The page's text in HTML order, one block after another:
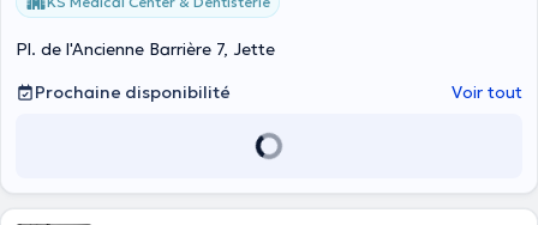
Pl. de l'Ancienne Barrière 7, Jette
Prochaine disponibilité
Voir tout